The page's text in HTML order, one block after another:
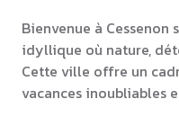
Bienvenue à
idyllique où nature,
Cette ville offre un
vacances inoubliables